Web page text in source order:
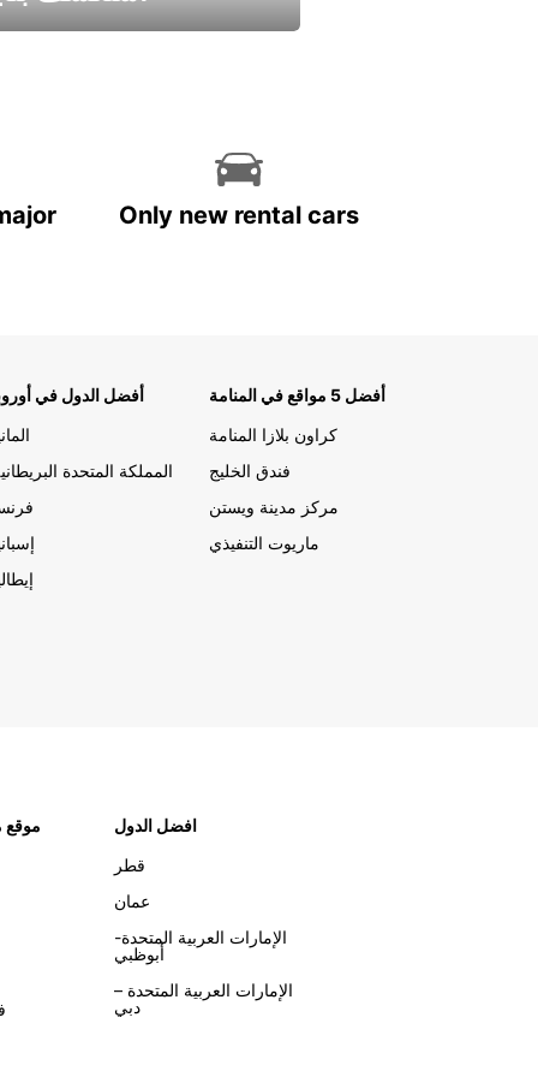
Only new rental cars
أفضل الدول في
المملكة المتحدة
أفضل 5 مواقع في المنامة
كراون بلازا المنامة
فندق الخليج
مركز مدينة ويستن
ماريوت التنفيذي
موقع
افضل الدول
قطر
عمان
الإمارات العربية المتحدة-
أبوظبي
الإمارات العربية المتحدة –
دبي